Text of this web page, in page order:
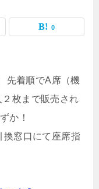
0
先着順でA席（機
枚まで販売され
か！
換窓口にて座席指